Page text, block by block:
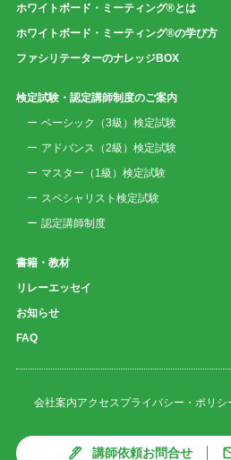
ホワイトボード・ミーティング®とは
ホワイトボード・ミーティング®の学び方
ファシリテーターのナレッジBOX
検定試験・認定講師制度のご案内
ベーシック（3級）検定試験
アドバンス（2級）検定試験
マスター（1級）検定試験
スペシャリスト検定試験
認定講師制度
書籍・教材
リレーエッセイ
お知らせ
FAQ
会社案内アクセス プライバシー・ポリシ
講師依頼お問合せ